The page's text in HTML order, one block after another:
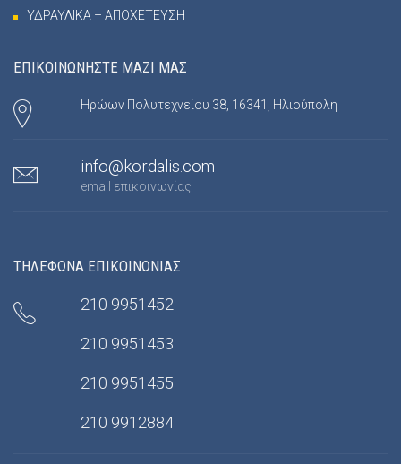
ΥΔΡΑΥΛΙΚΑ – ΑΠΟΧΕΤΕΥΣΗ
ΕΠΙΚΟΙΝΩΝΗΣΤΕ ΜΑΖΙ ΜΑΣ
Ηρώων Πολυτεχνείου 38, 16341, Ηλιούπολη
info@kordalis.com
email επικοινωνίας
ΤΗΛΕΦΩΝΑ ΕΠΙΚΟΙΝΩΝΙΑΣ
210 9951452
210 9951453
210 9951455
210 9912884